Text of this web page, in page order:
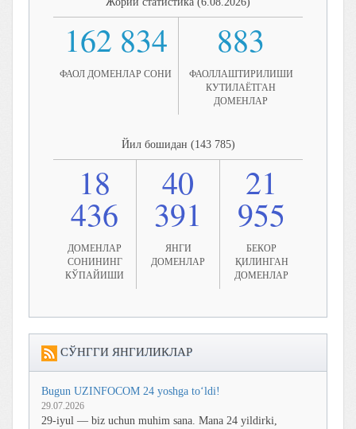
162 834
ФАОЛ ДОМЕНЛАР СОНИ
883
ФАОЛЛАШТИРИЛИШИ
КУТИЛАЁТГАН
ДОМЕНЛАР
Йил бошидан (143 785)
18
436
ДОМЕНЛАР
СОНИНИНГ
КЎПАЙИШИ
40
391
ЯНГИ
ДОМЕНЛАР
21
955
БЕКОР
ҚИЛИНГАН
ДОМЕНЛАР
СЎНГГИ ЯНГИЛИКЛАР
Bugun UZINFOCOM 24 yoshga to‘ldi!
29.07.2026
29-iyul — biz uchun muhim sana. Mana 24 yildirki,